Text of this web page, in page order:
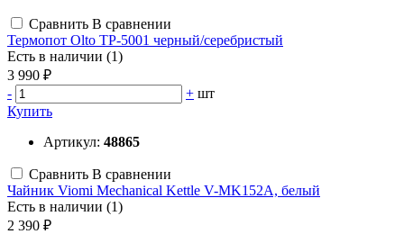
Сравнить В сравнении
Термопот Olto TP-5001 черный/серебристый
Есть в наличии (1)
3 990 ₽
-
+ шт
Купить
Артикул: 48865
Сравнить В сравнении
Чайник Viomi Mechanical Kettle V-MK152A, белый
Есть в наличии (1)
2 390 ₽